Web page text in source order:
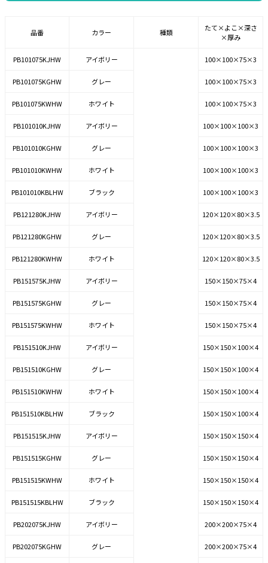
品番 カラー 種類
たて×よこ×深さ
×厚み
PB101075KJHW アイボリー 100×100×75×3
PB101075KGHW グレー 100×100×75×3
PB101075KWHW ホワイト 100×100×75×3
PB101010KJHW アイボリー 100×100×100×3
PB101010KGHW グレー 100×100×100×3
PB101010KWHW ホワイト 100×100×100×3
PB101010KBLHW ブラック 100×100×100×3
PB121280KJHW アイボリー 120×120×80×3.5
PB121280KGHW グレー 120×120×80×3.5
PB121280KWHW ホワイト 120×120×80×3.5
PB151575KJHW アイボリー 150×150×75×4
PB151575KGHW グレー 150×150×75×4
PB151575KWHW ホワイト 150×150×75×4
PB151510KJHW アイボリー 150×150×100×4
PB151510KGHW グレー 150×150×100×4
PB151510KWHW ホワイト 150×150×100×4
PB151510KBLHW ブラック 150×150×100×4
PB151515KJHW アイボリー 150×150×150×4
PB151515KGHW グレー 150×150×150×4
PB151515KWHW ホワイト 150×150×150×4
PB151515KBLHW ブラック 150×150×150×4
PB202075KJHW アイボリー 200×200×75×4
PB202075KGHW グレー 200×200×75×4